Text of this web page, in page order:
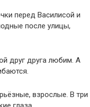
перед Василисой и
после улицы,
друг друга любим. А
взрослые. В три